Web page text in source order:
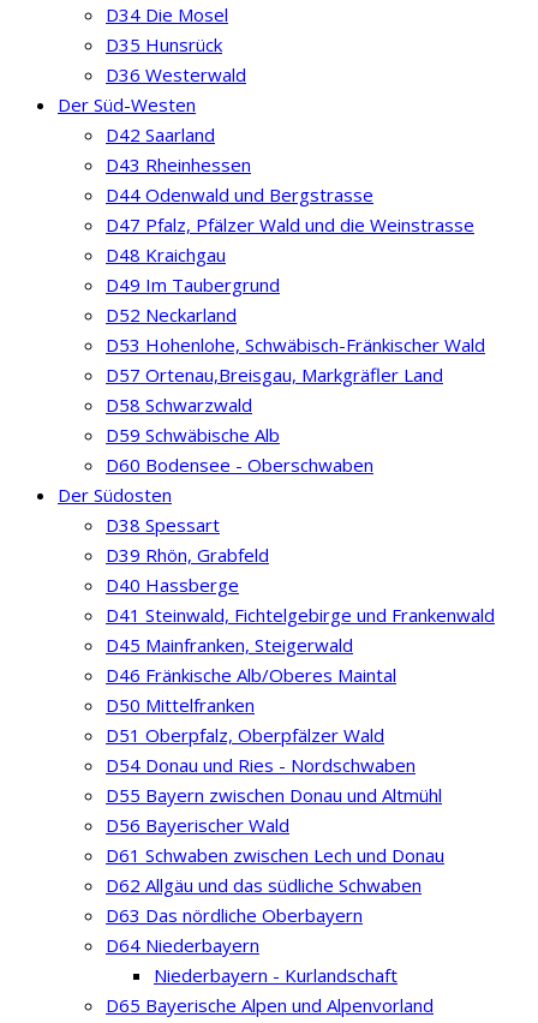
D34 Die Mosel
D35 Hunsrück
D36 Westerwald
Der Süd-Westen
D42 Saarland
D43 Rheinhessen
D44 Odenwald und Bergstrasse
D47 Pfalz, Pfälzer Wald und die Weinstrasse
D48 Kraichgau
D49 Im Taubergrund
D52 Neckarland
D53 Hohenlohe, Schwäbisch-Fränkischer Wald
D57 Ortenau,Breisgau, Markgräfler Land
D58 Schwarzwald
D59 Schwäbische Alb
D60 Bodensee - Oberschwaben
Der Südosten
D38 Spessart
D39 Rhön, Grabfeld
D40 Hassberge
D41 Steinwald, Fichtelgebirge und Frankenwald
D45 Mainfranken, Steigerwald
D46 Fränkische Alb/Oberes Maintal
D50 Mittelfranken
D51 Oberpfalz, Oberpfälzer Wald
D54 Donau und Ries - Nordschwaben
D55 Bayern zwischen Donau und Altmühl
D56 Bayerischer Wald
D61 Schwaben zwischen Lech und Donau
D62 Allgäu und das südliche Schwaben
D63 Das nördliche Oberbayern
D64 Niederbayern
Niederbayern - Kurlandschaft
D65 Bayerische Alpen und Alpenvorland